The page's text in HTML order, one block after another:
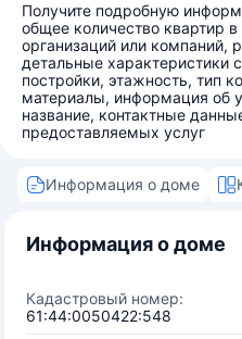
Получите подробную
общее количество квартир
организаций или компаний,
детальные характеристики
постройки, этажность, тип
материалы, информация об
название, контактные
предоставляемых услуг
Информация о доме
Информация о доме
Кадастровый номер:
61:44:0050422:548